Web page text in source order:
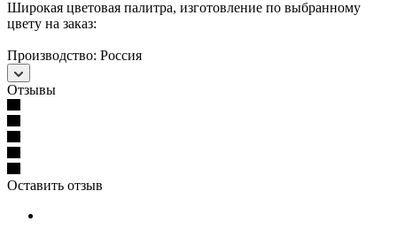
Широкая цветовая палитра, изготовление по выбранному
цвету на заказ:
Производство: Россия
Отзывы
Оставить отзыв